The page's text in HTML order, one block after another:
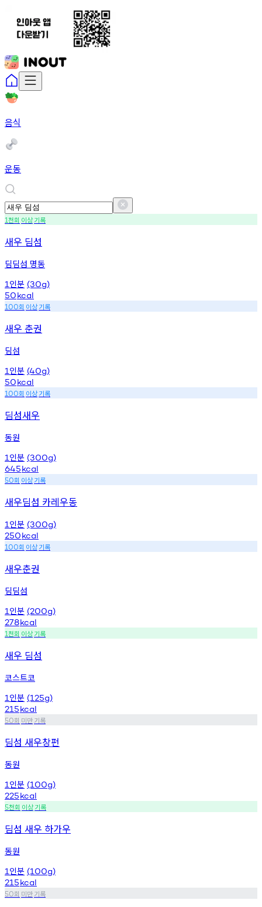
음식
운동
1천회 이상기록
새우 딤섬
딤딤섬 명동
1 인분 (30g)
50kcal
100회 이상기록
새우 춘권
딤섬
1 인분 (40g)
50kcal
100회 이상기록
딤섬새우
동원
1 인분 (300g)
645kcal
50회 이상기록
새우딤섬 카레우동
1 인분 (300g)
250kcal
100회 이상기록
새우춘권
딤딤섬
1 인분 (200g)
278kcal
1천회 이상기록
새우 딤섬
코스트코
1 인분 (125g)
215kcal
50회 미만기록
딤섬 새우창펀
동원
1 인분 (100g)
225kcal
5천회 이상기록
딤섬 새우 하가우
동원
1 인분 (100g)
215kcal
50회 미만기록